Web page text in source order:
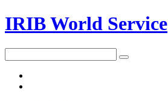
IRIB World Service